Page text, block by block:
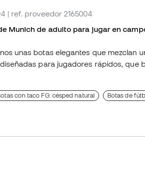
| ref. proveedor 2165004
Munich de adulto para jugar en
unas botas elegantes que mezclan
para jugadores rápidos, que
con taco FG: césped natural Botas de